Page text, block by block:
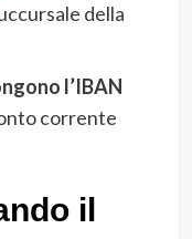
della
l’IBAN
corrente
il